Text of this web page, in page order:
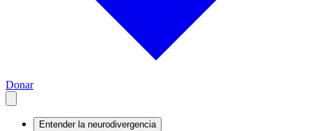
Donar
Entender la neurodivergencia